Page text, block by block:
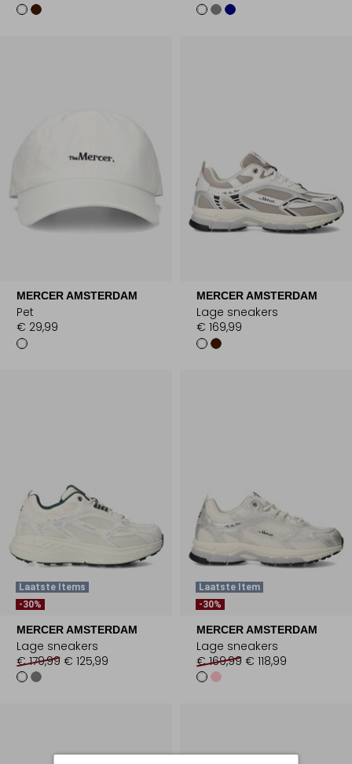
MERCER AMSTERDAM
Pet
€ 29,99
MERCER AMSTERDAM
Lage sneakers
€ 169,99
Laatste Items
-30%
MERCER AMSTERDAM
Lage sneakers
€ 179,99 € 125,99
Laatste Item
-30%
MERCER AMSTERDAM
Lage sneakers
€ 169,99 € 118,99